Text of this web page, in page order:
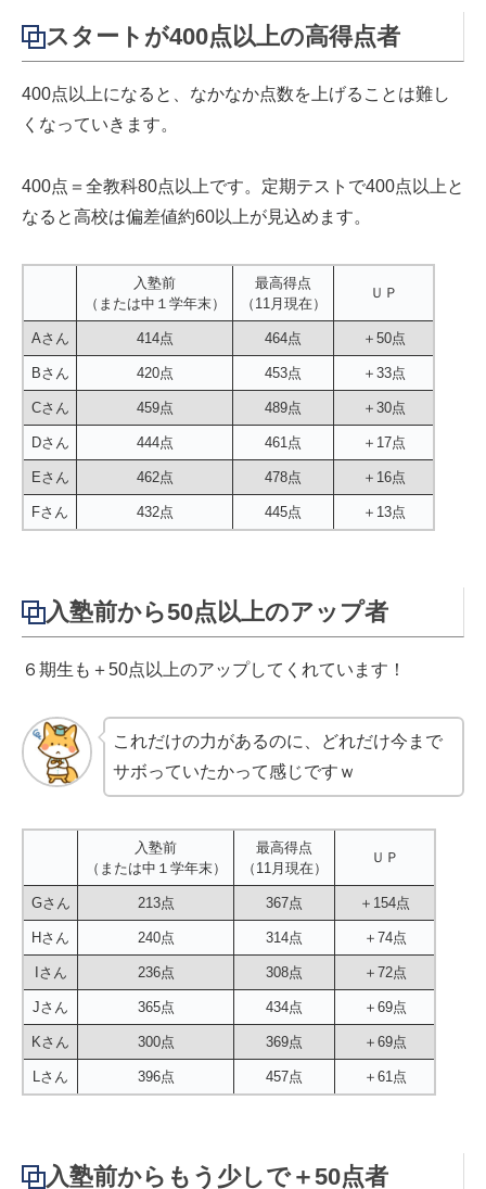
スタートが400点以上の高得点者
400点以上になると、なかなか点数を上げることは難し
くなっていきます。
400点＝全教科80点以上です。定期テストで400点以上と
なると高校は偏差値約60以上が見込めます。
入塾前
（または中１学年末）
最高得点
（11月現在）
ＵＰ
Aさん 414点 464点 ＋50点
Bさん 420点 453点 ＋33点
Cさん 459点 489点 ＋30点
Dさん 444点 461点 ＋17点
Eさん 462点 478点 ＋16点
Fさん 432点 445点 ＋13点
入塾前から50点以上のアップ者
６期生も＋50点以上のアップしてくれています！
これだけの力があるのに、どれだけ今まで
サボっていたかって感じですｗ
入塾前
（または中１学年末）
最高得点
（11月現在）
ＵＰ
Gさん 213点 367点 ＋154点
Hさん 240点 314点 ＋74点
Iさん 236点 308点 ＋72点
Jさん 365点 434点 ＋69点
Kさん 300点 369点 ＋69点
Lさん 396点 457点 ＋61点
入塾前からもう少しで＋50点者